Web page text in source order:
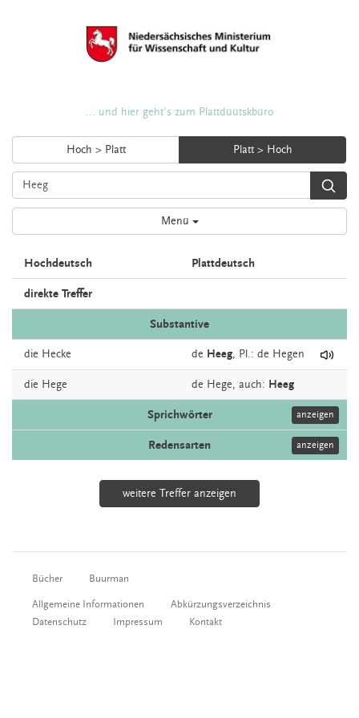
... und hier geht's zum Plattdüütskbüro
Hoch > Platt Platt > Hoch
Menü
Hochdeutsch Plattdeutsch
direkte Treffer
Substantive
die Hecke de Heeg, Pl.: de Hegen
die Hege de Hege, auch: Heeg
Sprichwörter anzeigen
Redensarten anzeigen
weitere Treffer anzeigen
Bücher Buurman
Allgemeine Informationen
Abkürzungsverzeichnis
Datenschutz
Impressum Kontakt